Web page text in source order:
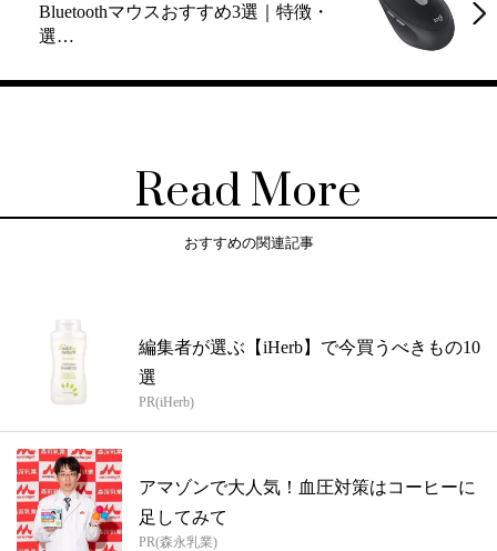
Bluetoothマウスおすすめ3選｜特徴・
選…
Read More
おすすめの関連記事
編集者が選ぶ【iHerb】で今買うべきもの10
選
PR(iHerb)
アマゾンで大人気！血圧対策はコーヒーに
足してみて
PR(森永乳業)